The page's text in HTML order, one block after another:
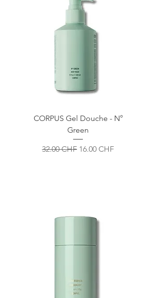
CORPUS Gel Douche - N°
Green
Prix original
32.00 CHF Prix promotionnel
16.00 CHF